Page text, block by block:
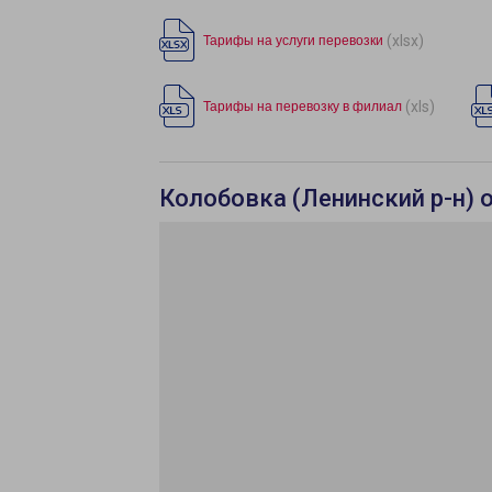
Тарифы на услуги перевозки (xlsx)
Тарифы на перевозку в филиал (xls)
Колобовка (Ленинский р-н)